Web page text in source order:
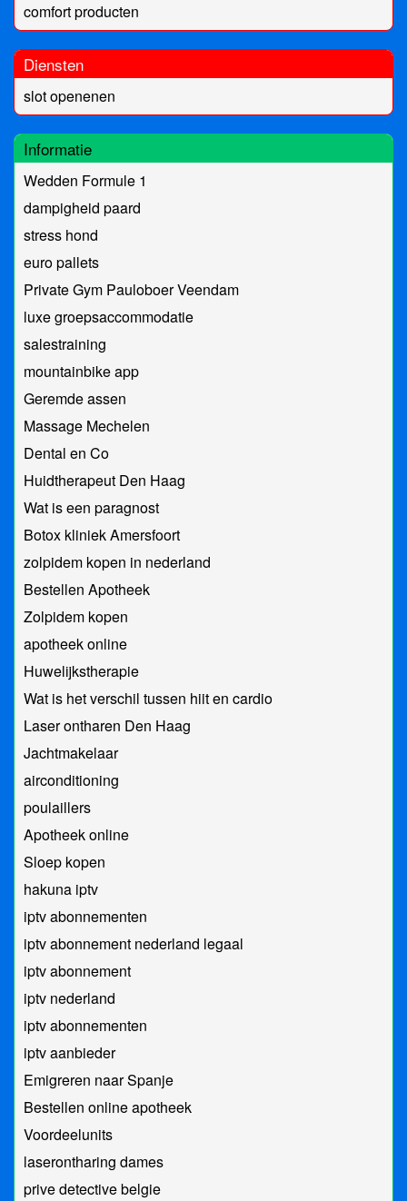
comfort producten
Diensten
slot openenen
Informatie
Wedden Formule 1
dampigheid paard
stress hond
euro pallets
Private Gym Pauloboer Veendam
luxe groepsaccommodatie
salestraining
mountainbike app
Geremde assen
Massage Mechelen
Dental en Co
Huidtherapeut Den Haag
Wat is een paragnost
Botox kliniek Amersfoort
zolpidem kopen in nederland
Bestellen Apotheek
Zolpidem kopen
apotheek online
Huwelijkstherapie
Wat is het verschil tussen hiit en cardio
Laser ontharen Den Haag
Jachtmakelaar
airconditioning
poulaillers
Apotheek online
Sloep kopen
hakuna iptv
iptv abonnementen
iptv abonnement nederland legaal​
iptv abonnement
iptv nederland
iptv abonnementen
iptv aanbieder
Emigreren naar Spanje
Bestellen online apotheek
Voordeelunits
laserontharing dames
prive detective belgie